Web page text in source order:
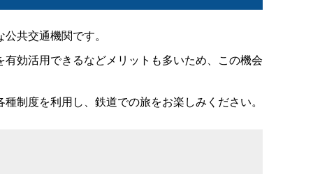
共交通機関です。
効活用できるなどメリットも多いため、この機会
制度を利用し、鉄道での旅をお楽しみください。